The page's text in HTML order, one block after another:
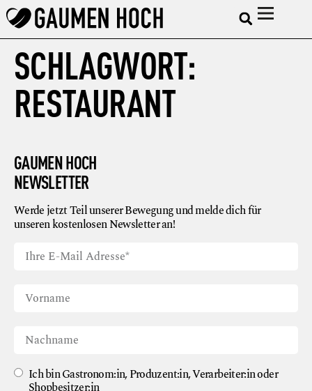
SCHLAGWORT:
RESTAURANT
GAUMEN HOCH
NEWSLETTER
Werde jetzt Teil unserer Bewegung und melde dich für
unseren kostenlosen Newsletter an!
Ich bin Gastronom:in, Produzent:in, Verarbeiter:in oder
Shopbesitzer:in